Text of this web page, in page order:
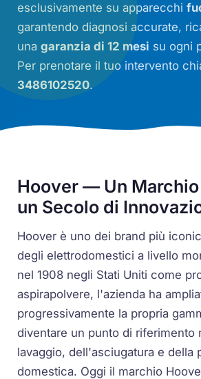
esclusivamente su apparecchi
garantendo diagnosi accurate,
unagaranzia di 12 mesi su ogni
Per prenotare il tuo intervento
3486102520.
Hoover — Un
un Secolo di
Hoover è uno dei brand più
degli elettrodomestici a livello
nel 1908 negli Stati Uniti come
aspirapolvere, l'azienda ha
progressivamente la propria
diventare un punto di riferimento
lavaggio, dell'asciugatura e della
domestica. Oggi il marchio